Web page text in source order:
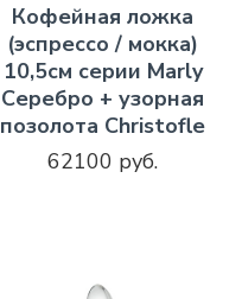
Кофейная ложка
(эспрессо / мокка)
10,5см серии Marly
Серебро + узорная
позолота Christofle
62100 руб.